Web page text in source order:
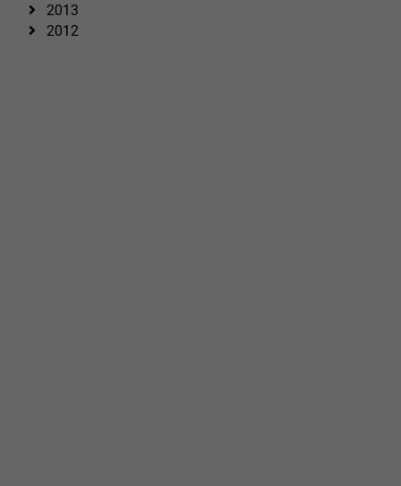
2013
2012